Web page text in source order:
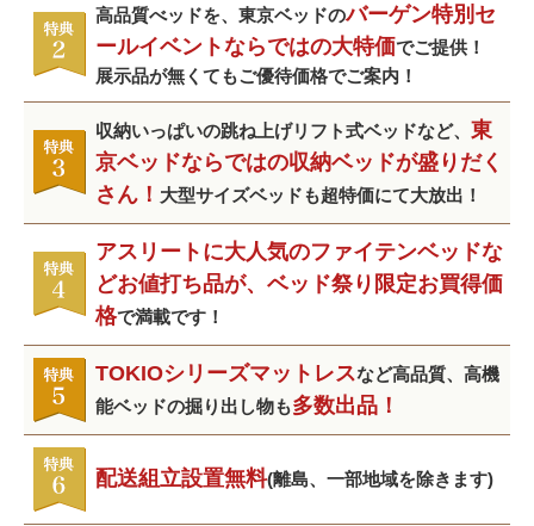
高品質べッドを、東京ベッドのバーゲン特別セ
ールイベントならではの大特価でご提供！
展示品が無くてもご優待価格でご案内！
収納いっぱいの跳ね上げリフト式ベッドなど、 東
京ベッドならではの収納ベッドが盛りだく
さん！ 大型サイズベッドも超特価にて大放出！
アスリートに大人気のファイテンベッドな
どお値打ち品が、ベッド祭り限定お買得価
格で満載です！
TOKIOシリーズマットレスなど高品質、高機
能ベッドの掘り出し物も多数出品！
配送組立設置無料(離島、一部地域を除きます)